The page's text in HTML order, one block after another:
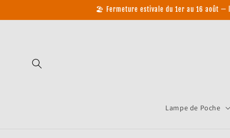
🏖️ Fermeture estivale du 1er au 16 août —
Lampe de Poche